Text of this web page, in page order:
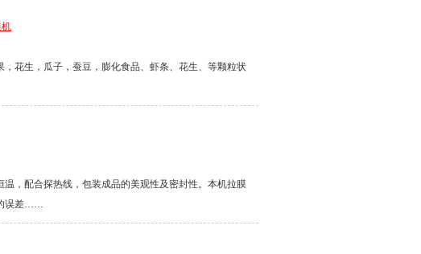
花生，瓜子，蚕豆，膨化食品、虾条、花生、等颗粒状
，配合探热线，包装成品的美观性及密封性。本机拉膜
误差……